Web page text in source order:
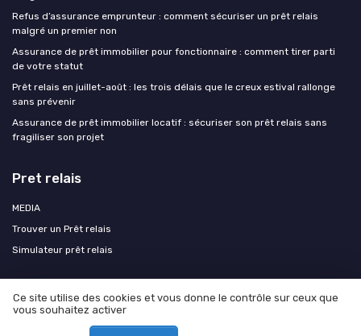
Refus d’assurance emprunteur : comment sécuriser un prêt relais
malgré un premier non
Assurance de prêt immobilier pour fonctionnaire : comment tirer parti
de votre statut
Prêt relais en juillet-août : les trois délais que le creux estival rallonge
sans prévenir
Assurance de prêt immobilier locatif : sécuriser son prêt relais sans
fragiliser son projet
Pret relais
MEDIA
Trouver un Prêt relais
Simulateur prêt relais
Mentions légales
Ce site utilise des cookies et vous donne le contrôle sur ceux que
vous souhaitez activer